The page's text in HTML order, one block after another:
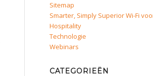
Sitemap
Smarter, Simply Superior Wi-Fi
Hospitality
Technologie
Webinars
CATEGORIEËN